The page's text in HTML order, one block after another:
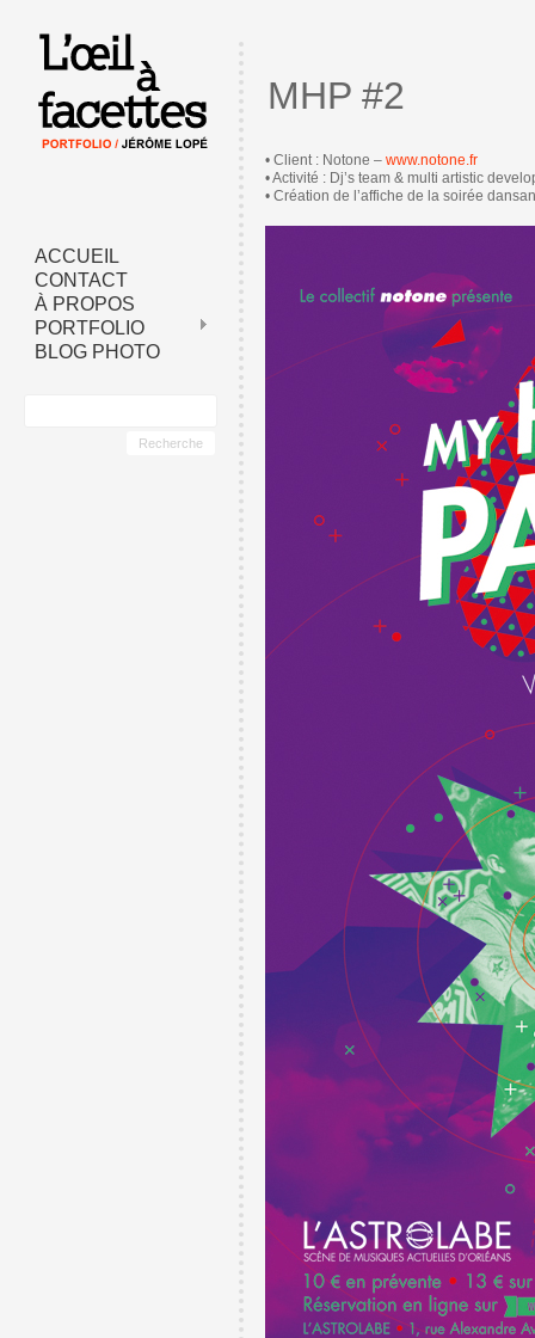
ACCUEIL
CONTACT
À PROPOS
PORTFOLIO
BLOG PHOTO
MHP #2
• Client : Notone – www.notone.fr
• Activité : Dj’s team & multi artistic
• Création de l’affiche de la soirée